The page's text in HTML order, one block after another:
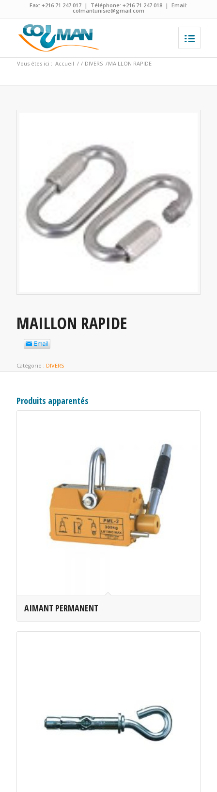
Fax: +216 71 247 017 | Téléphone: +216 71 247 018 | Email:
colmantunisie@gmail.com
Vous êtes ici : Accueil / / DIVERS /MAILLON RAPIDE
MAILLON RAPIDE
Catégorie : DIVERS
Produits apparentés
AIMANT PERMANENT